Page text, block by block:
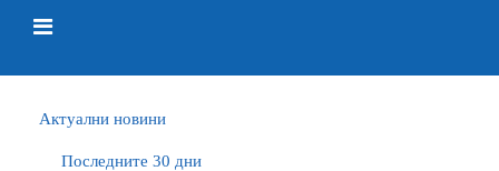
Актуални новини
Последните 30 дни